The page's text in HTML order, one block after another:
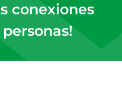
conexiones